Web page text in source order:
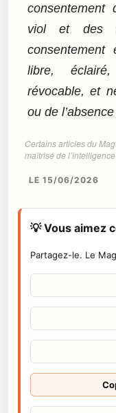
viol et des
consentement
libre,
révocable, et
ou de
Certains articles du
maîtrisé de
LE 15/06/2026
💡 Vous aimez
Partagez-le. Le